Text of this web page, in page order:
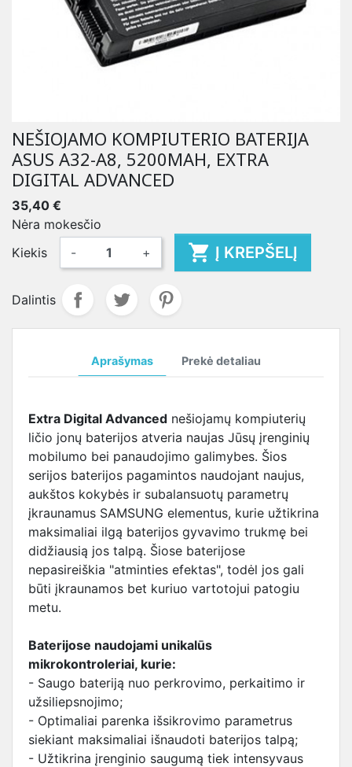
NEŠIOJAMO KOMPIUTERIO BATERIJA
ASUS A32-A8, 5200MAH, EXTRA
DIGITAL ADVANCED
35,40 €
Nėra mokesčio
Kiekis
- +  Į KREPŠELĮ
Dalintis
Aprašymas Prekė detaliau
Extra Digital Advanced nešiojamų kompiuterių
ličio jonų baterijos atveria naujas Jūsų įrenginių
mobilumo bei panaudojimo galimybes. Šios
serijos baterijos pagamintos naudojant naujus,
aukštos kokybės ir subalansuotų parametrų
įkraunamus SAMSUNG elementus, kurie užtikrina
maksimaliai ilgą baterijos gyvavimo trukmę bei
didžiausią jos talpą. Šiose baterijose
nepasireiškia "atminties efektas", todėl jos gali
būti įkraunamos bet kuriuo vartotojui patogiu
metu.
Baterijose naudojami unikalūs
mikrokontroleriai, kurie:
- Saugo bateriją nuo perkrovimo, perkaitimo ir
užsiliepsnojimo;
- Optimaliai parenka išsikrovimo parametrus
siekiant maksimaliai išnaudoti baterijos talpą;
- Užtikrina įrenginio saugumą tiek intensyvaus